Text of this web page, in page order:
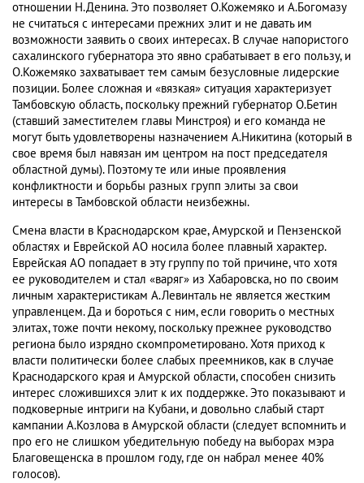
отношении Н.Денина. Это позволяет О.Кожемяко и А.Богомазу
не считаться с интересами прежних элит и не давать им
возможности заявить о своих интересах. В случае напористого
сахалинского губернатора это явно срабатывает в его пользу, и
О.Кожемяко захватывает тем самым безусловные лидерские
позиции. Более сложная и «вязкая» ситуация характеризует
Тамбовскую область, поскольку прежний губернатор О.Бетин
(ставший заместителем главы Минстроя) и его команда не
могут быть удовлетворены назначением А.Никитина (который в
свое время был навязан им центром на пост председателя
областной думы). Поэтому те или иные проявления
конфликтности и борьбы разных групп элиты за свои
интересы в Тамбовской области неизбежны.
Смена власти в Краснодарском крае, Амурской и Пензенской
областях и Еврейской АО носила более плавный характер.
Еврейская АО попадает в эту группу по той причине, что хотя
ее руководителем и стал «варяг» из Хабаровска, но по своим
личным характеристикам А.Левинталь не является жестким
управленцем. Да и бороться с ним, если говорить о местных
элитах, тоже почти некому, поскольку прежнее руководство
региона было изрядно скомпрометировано. Хотя приход к
власти политически более слабых преемников, как в случае
Краснодарского края и Амурской области, способен снизить
интерес сложившихся элит к их поддержке. Это показывают и
подковерные интриги на Кубани, и довольно слабый старт
кампании А.Козлова в Амурской области (следует вспомнить и
про его не слишком убедительную победу на выборах мэра
Благовещенска в прошлом году, где он набрал менее 40%
голосов).